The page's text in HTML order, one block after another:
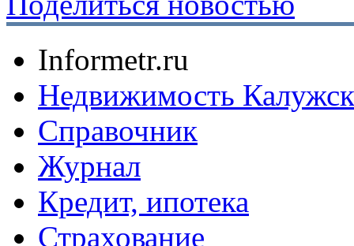
Informetr.ru
Недвижимость
Справочник
Журнал
Кредит, ипотека
Страхование